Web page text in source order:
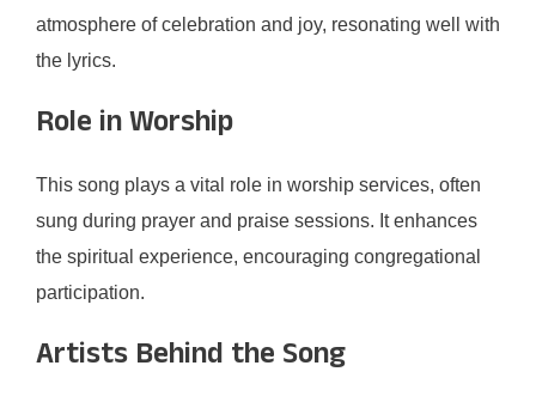
atmosphere of celebration and joy, resonating well with
the lyrics.
Role in Worship
This song plays a vital role in worship services, often
sung during prayer and praise sessions. It enhances
the spiritual experience, encouraging congregational
participation.
Artists Behind the Song